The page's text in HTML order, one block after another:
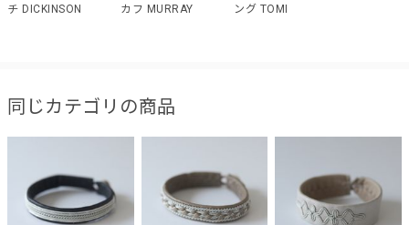
チ DICKINSON
カフ MURRAY
ング TOMI
同じカテゴリの商品